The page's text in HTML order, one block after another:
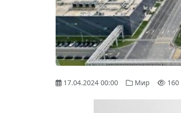
17.04.2024 00:00 Мир 160